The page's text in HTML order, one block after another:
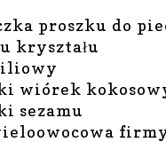
proszku do
kryształu
wiórek
sezamu